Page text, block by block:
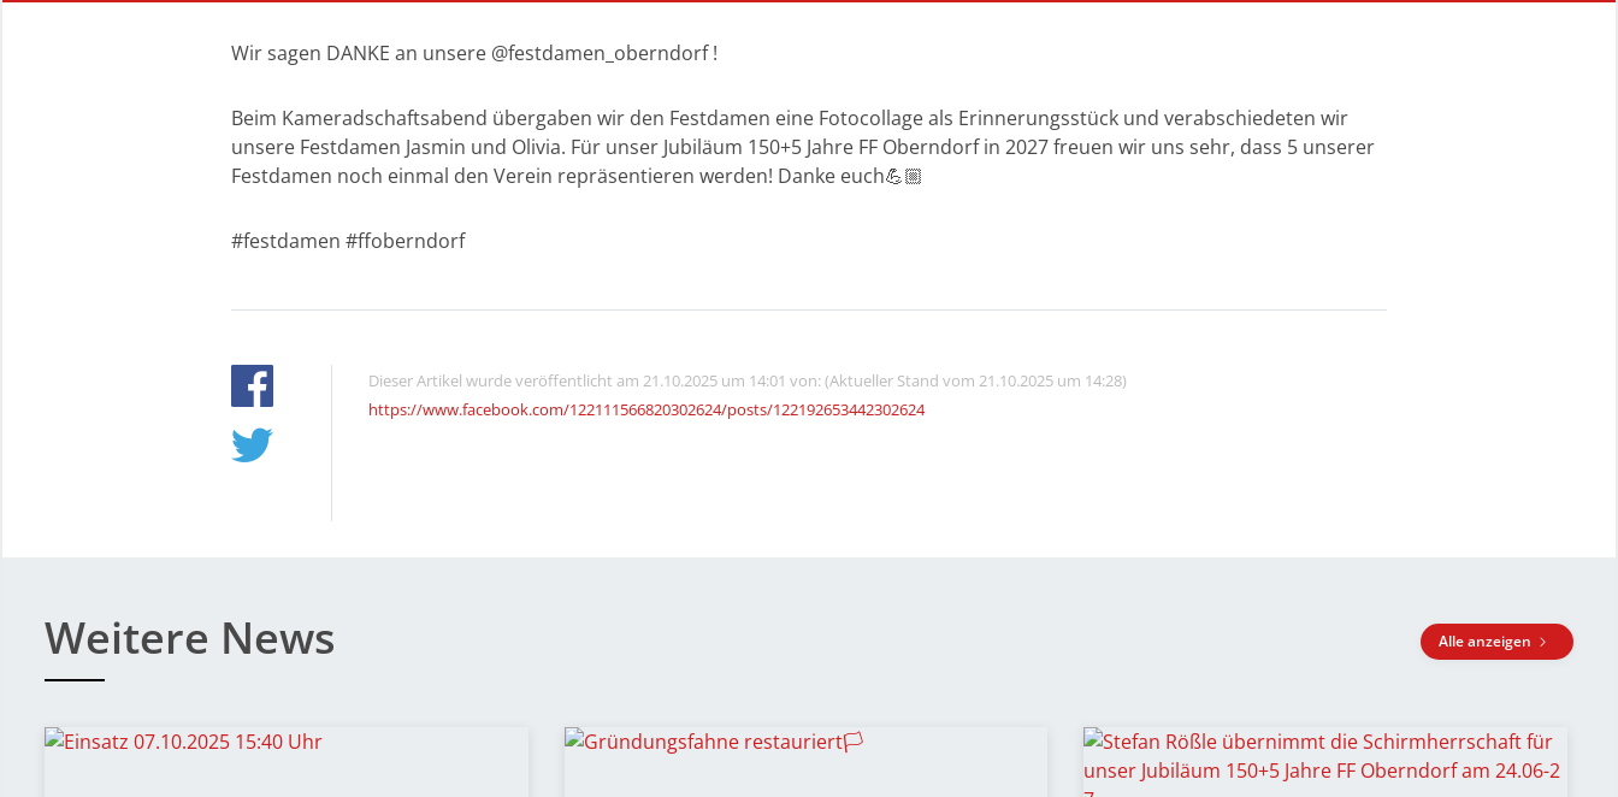
Wir sagen DANKE an unsere @festdamen_oberndorf !
Beim Kameradschaftsabend übergaben wir den Festdamen eine Fotocollage als Erinnerungsstück und verabschiedeten wir
unsere Festdamen Jasmin und Olivia. Für unser Jubiläum 150+5 Jahre FF Oberndorf in 2027 freuen wir uns sehr, dass 5 unserer
Festdamen noch einmal den Verein repräsentieren werden! Danke euch💪🏼
#festdamen #ffoberndorf
Dieser Artikel wurde veröffentlicht am 21.10.2025 um 14:01 von: (Aktueller Stand vom 21.10.2025 um 14:28)
https://www.facebook.com/122111566820302624/posts/122192653442302624
Weitere News Alle anzeigen